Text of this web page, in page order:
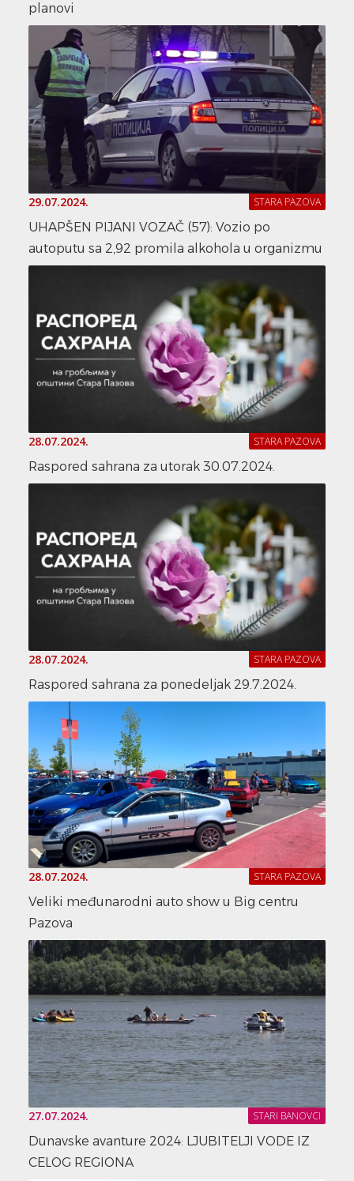
planovi
29.07.2024. STARA PAZOVA
UHAPŠEN PIJANI VOZAČ (57): Vozio po
autoputu sa 2,92 promila alkohola u organizmu
28.07.2024. STARA PAZOVA
Raspored sahrana za utorak 30.07.2024.
28.07.2024. STARA PAZOVA
Raspored sahrana za ponedeljak 29.7.2024.
28.07.2024. STARA PAZOVA
Veliki međunarodni auto show u Big centru
Pazova
27.07.2024. STARI BANOVCI
Dunavske avanture 2024: LJUBITELJI VODE IZ
CELOG REGIONA